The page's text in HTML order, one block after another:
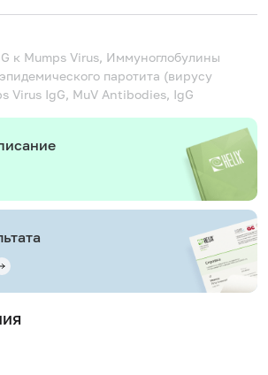
к Mumps Virus, Иммуноглобулины
паротита (вирусу
Virus IgG, MuV Antibodies, IgG